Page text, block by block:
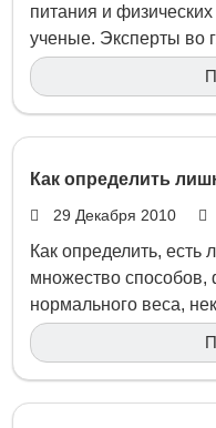
питания и
ученые. Эксперты во
Как определить
29 Декабря 2010
Как определить,
множество
нормального веса,